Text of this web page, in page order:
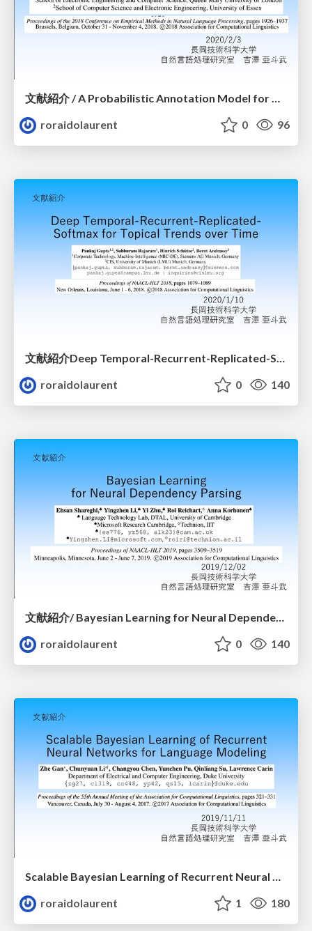
文献紹介 / A Probabilistic Annotation Model for Crowdsourcing Coreference
roraidolaurent
0 96
roraidolaurent
0 140
文献紹介/ Bayesian Learning for Neural Dependency Parsing
roraidolaurent
0 140
Scalable Bayesian Learning of Recurrent Neural Networks for Language Modeling
roraidolaurent
1 180